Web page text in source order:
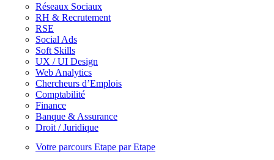
Réseaux Sociaux
RH & Recrutement
RSE
Social Ads
Soft Skills
UX / UI Design
Web Analytics
Chercheurs d’Emplois
Comptabilité
Finance
Banque & Assurance
Droit / Juridique
Votre parcours Etape par Etape